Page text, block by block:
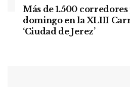
Más de 1.500
domingo en la XLIII
‘Ciudad de Jerez’